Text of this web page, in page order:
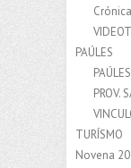
PAÚLES
PROV.
TURÍSMO
Novena